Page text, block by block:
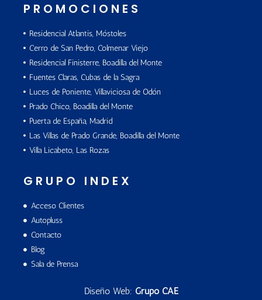
PROMOCIONES
Residencial Atlantis, Móstoles
Cerro de San Pedro, Colmenar Viejo
Residencial Finisterre, Boadilla del Monte
Fuentes Claras, Cubas de la Sagra
Luces de Poniente, Villaviciosa de Odón
Prado Chico, Boadilla del Monte
Puerta de España, Madrid
Las Villas de Prado Grande, Boadilla del Monte
Villa Licabeto, Las Rozas
GRUPO INDEX
Acceso Clientes
Autopluss
Contacto
Blog
Sala de Prensa
Diseño Web: Grupo CAE